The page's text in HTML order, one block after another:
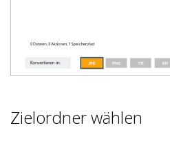
Zielordner wählen